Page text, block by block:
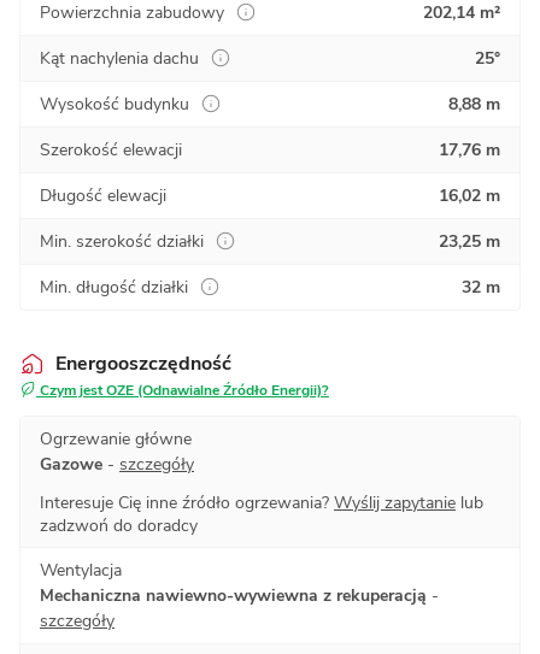
Powierzchnia zabudowy
202,14 m²
Kąt nachylenia dachu
25°
Wysokość budynku
8,88 m
Szerokość elewacji
17,76 m
Długość elewacji
16,02 m
Min. szerokość działki
23,25 m
Min. długość działki
32 m
Energooszczędność
Czym jest OZE (Odnawialne Źródło Energii)?
Ogrzewanie główne
Gazowe - szczegóły
Interesuje Cię inne źródło ogrzewania? Wyślij zapytanie lub
zadzwoń do doradcy
Wentylacja
Mechaniczna nawiewno-wywiewna z rekuperacją -
szczegóły